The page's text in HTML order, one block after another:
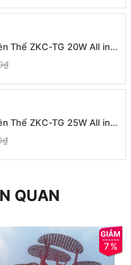
Thể ZKC-TG 20W All in
Thể ZKC-TG 25W All in
QUAN
7%